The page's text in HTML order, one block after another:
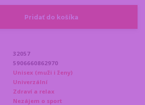
Pridať do košíka
32057
5906660862970
Unisex (muži i ženy)
Univerzální
Zdraví a relax
Nezájem o sport